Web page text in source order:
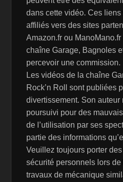
dans cette vidéo. Ces
affiliés vers des sites
Amazon.fr ou
chaîne Garage, Bagnoles
percevoir une commission.
Les vidéos de la chaîne
Rock’n Roll sont publiées
divertissement. Son auteur
poursuivi pour des
de l’utilisation par ses
partie des informations
Veuillez toujours porter
sécurité personnels lors
travaux de mécanique